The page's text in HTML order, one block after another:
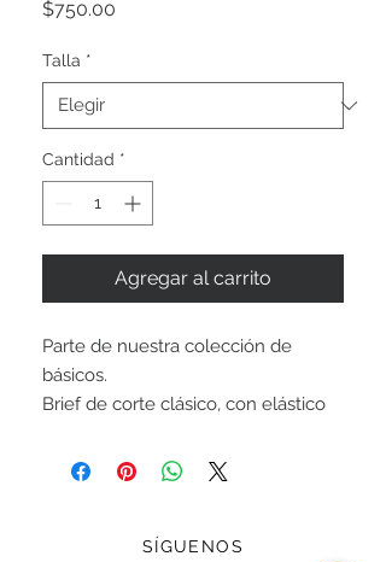
$750.00
Talla *
Cantidad *
Agregar al carrito
Parte de nuestra colección de
básicos.
Brief de corte clásico, con elástico
Forrado completamente. Cuerpo:
Precio en pesos mexicanos.
SÍGUENOS